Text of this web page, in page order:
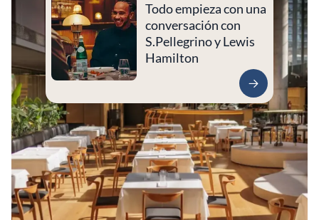
Todo empieza con una
conversación con
S.Pellegrino y Lewis
Hamilton